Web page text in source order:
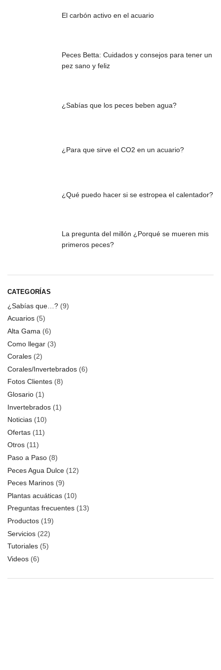
El carbón activo en el acuario
Peces Betta: Cuidados y consejos para tener un
pez sano y feliz
¿Sabías que los peces beben agua?
¿Para que sirve el CO2 en un acuario?
¿Qué puedo hacer si se estropea el calentador?
La pregunta del millón ¿Porqué se mueren mis
primeros peces?
CATEGORÍAS
¿Sabías que…? (9)
Acuarios (5)
Alta Gama (6)
Como llegar (3)
Corales (2)
Corales/Invertebrados (6)
Fotos Clientes (8)
Glosario (1)
Invertebrados (1)
Noticias (10)
Ofertas (11)
Otros (11)
Paso a Paso (8)
Peces Agua Dulce (12)
Peces Marinos (9)
Plantas acuáticas (10)
Preguntas frecuentes (13)
Productos (19)
Servicios (22)
Tutoriales (5)
Videos (6)